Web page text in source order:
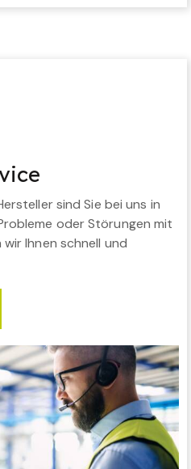
sind Sie bei uns in
oder Störungen mit
Ihnen schnell und